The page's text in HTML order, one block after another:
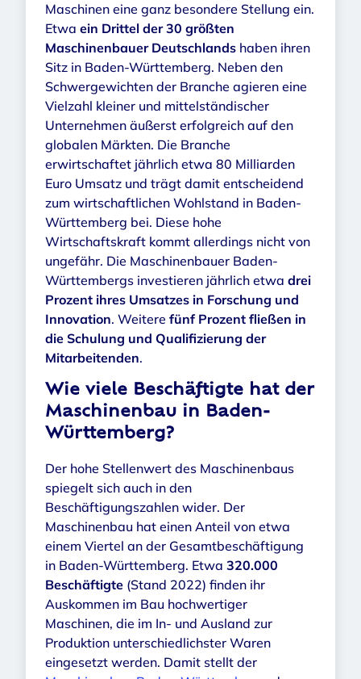
Maschinen eine ganz besondere Stellung ein.
Etwa ein Drittel der 30 größten
Maschinenbauer Deutschlands haben ihren
Sitz in Baden-Württemberg. Neben den
Schwergewichten der Branche agieren eine
Vielzahl kleiner und mittelständischer
Unternehmen äußerst erfolgreich auf den
globalen Märkten. Die Branche
erwirtschaftet jährlich etwa 80 Milliarden
Euro Umsatz und trägt damit entscheidend
zum wirtschaftlichen Wohlstand in Baden-
Württemberg bei. Diese hohe
Wirtschaftskraft kommt allerdings nicht von
ungefähr. Die Maschinenbauer Baden-
Württembergs investieren jährlich etwa drei
Prozent ihres Umsatzes in Forschung und
Innovation. Weitere fünf Prozent fließen in
die Schulung und Qualifizierung der
Mitarbeitenden.
Wie viele Beschäftigte hat der
Maschinenbau in Baden-
Württemberg?
Der hohe Stellenwert des Maschinenbaus
spiegelt sich auch in den
Beschäftigungszahlen wider. Der
Maschinenbau hat einen Anteil von etwa
einem Viertel an der Gesamtbeschäftigung
in Baden-Württemberg. Etwa 320.000
Beschäftigte (Stand 2022) finden ihr
Auskommen im Bau hochwertiger
Maschinen, die im In- und Ausland zur
Produktion unterschiedlichster Waren
eingesetzt werden. Damit stellt der